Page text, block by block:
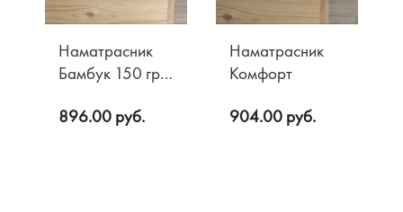
Наматрасник
Бамбук 150 гр/
Микрофибра
896.00 руб.
Наматрасник
Комфорт
904.00 руб.